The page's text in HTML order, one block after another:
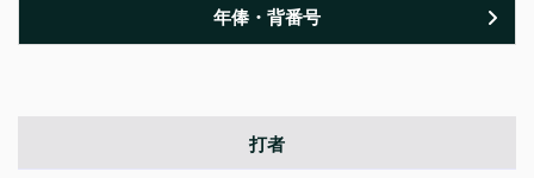
年俸・背番号
打者